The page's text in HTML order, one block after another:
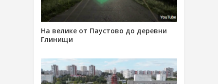
На велике от Паустово до деревни
Глинищи